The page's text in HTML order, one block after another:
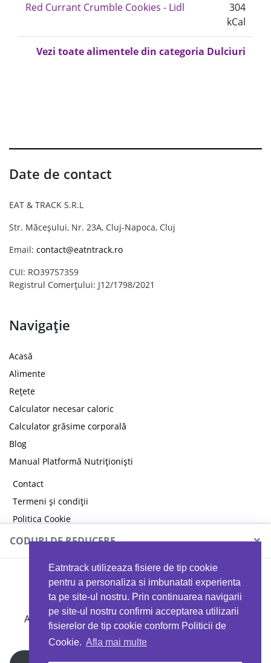
Eatntrack utilizeaza fisiere de tip cookie
pentru a personaliza si imbunatati experienta
ta pe site-ul nostru. Prin continuarea navigarii
pe site-ul nostru confirmi acceptarea utilizarii
fisierelor de tip cookie conform Politicii de
Cookie. Afla mai multe
Red Currant Crumble Cookies - Lidl
304
kCal
Vezi toate alimentele din categoria Dulciuri
Date de contact
EAT & TRACK S.R.L
Str. Măceșului, Nr. 23A, Cluj-Napoca, Cluj
Email: contact@eatntrack.ro
CUI: RO39757359
Registrul Comerțului: J12/1798/2021
Navigație
Acasă
Alimente
Rețete
Calculator necesar caloric
Calculator grăsime corporală
Blog
Manual Platformă Nutriționiști
Contact
Termeni și condiții
Politica Cookie
Politica de confidențialitate
CODURI DE REDUCERE ×
MYPROTEIN
Ai 40%reducere la orice comandă folosind codul
EATTRACK